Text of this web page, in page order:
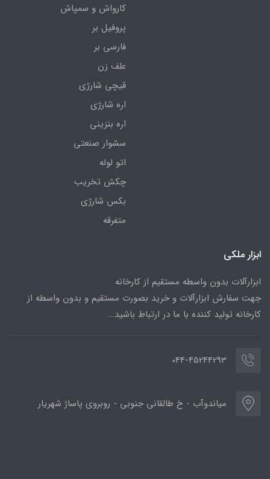
کارواش و سمپاش
پروفیل بر
فارسی بر
علف زن
قیچی شارژی
اره شارژی
اره بنزینی
سشوار صنعتی
اتو لوله
چکش تخریب
بکس شارژی
متفرقه
ابزار ملکی
ابزارآلات بدون واسطه مستقیم از کارخانه
جهت سفارش ابزارآلات و خرید بصورت مستقیم و بدون واسطه از
کارخانه تولید کننده با ما در ارتباط باشید...
044-45244293
میاندوآب - خ طالقانی جنوبی - روبروی پاساژ شهریار